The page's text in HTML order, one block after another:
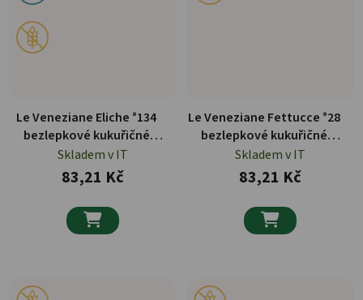
Le Veneziane Eliche °134
bezlepkové kukuřičné
těstoviny 250 g
Skladem v IT
83,21 Kč

Le Veneziane Fettucce °28
bezlepkové kukuřičné
těstoviny 250 g
Skladem v IT
83,21 Kč
